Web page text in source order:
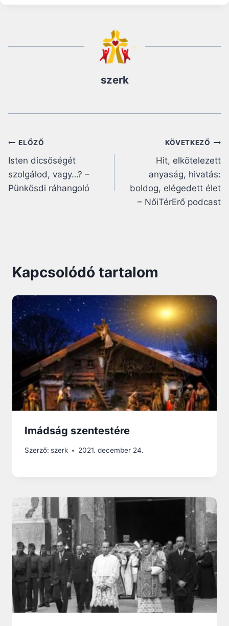
szerk
Bejegyzés
navigáció
ELŐZŐ
Isten dicsőségét
szolgálod, vagy…? –
Pünkösdi ráhangoló
KÖVETKEZŐ
Hit, elkötelezett
anyaság, hivatás:
boldog, elégedett élet
– NőiTérErő podcast
Kapcsolódó tartalom
Imádság szentestére
Szerző: szerk 2021. december 24.